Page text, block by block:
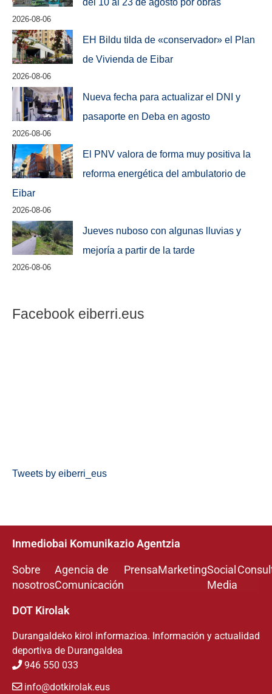
2026-08-06
EH Bildu tilda de «conservador» el Plan
de Vivienda de Eibar
2026-08-06
Nueva fecha para actualizar el DNI y
pasaporte en Deba en agosto
2026-08-06
El PNV valora de forma muy positiva la
reforma energética del ambulatorio de
Eibar
2026-08-06
Jueves nuboso con algunas lluvias y
mejoría a partir de la tarde
2026-08-06
Facebook eiberri.eus
Tweets by eiberri_eus
Inmediobai Komunikazio Agentzia
Sobre
nosotros
Agencia de
Comunicación
PrensaMarketingSocial
Media
DOT Kirolak
Durangaldeko kirol informazioa. Información y actualidad
deportiva de Durangaldea
946 550 033
info@dotkirolak.eus